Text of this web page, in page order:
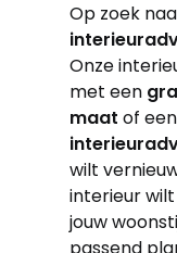
Op zoek
Onze
met een
maat of
wilt
interieur
jouw